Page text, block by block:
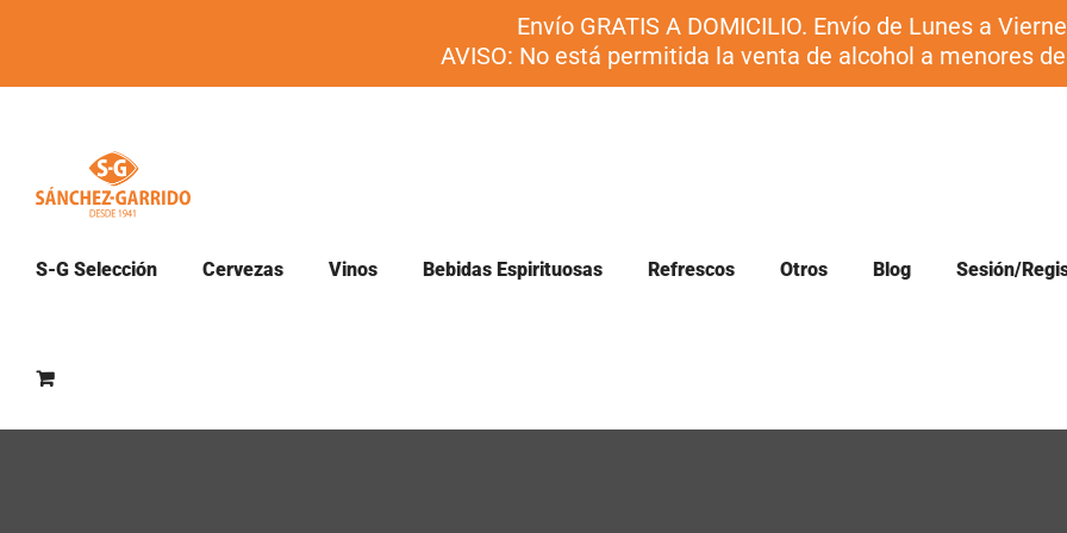
Envío GRATIS A DOMICILIO. Envío de Lunes a
AVISO: No está permitida la venta de alcohol a menores
S-G Selección Cervezas Vinos Bebidas Espirituosas Refrescos Otros Blog Sesión/